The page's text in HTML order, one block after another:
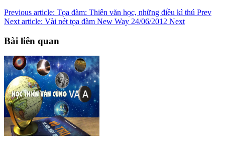
Previous article: Tọa đàm: Thiên văn học, những điều kì thú Prev
Next article: Vài nét tọa đàm New Way 24/06/2012 Next
Bài liên quan